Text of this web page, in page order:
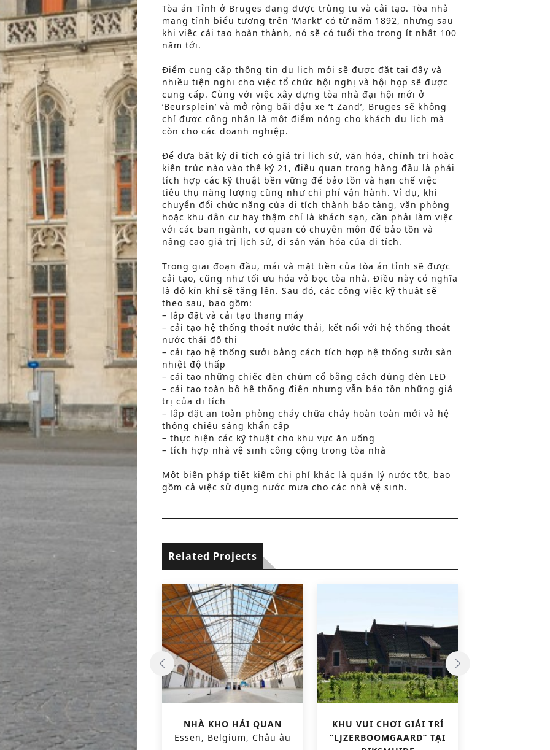
Tòa án Tỉnh ở Bruges đang được trùng tu và cải tạo. Tòa nhà
mang tính biểu tượng trên ‘Markt’ có từ năm 1892, nhưng sau
khi việc cải tạo hoàn thành, nó sẽ có tuổi thọ trong ít nhất 100
năm tới.
Điểm cung cấp thông tin du lịch mới sẽ được đặt tại đây và
nhiều tiện nghi cho việc tổ chức hội nghị và hội họp sẽ được
cung cấp. Cùng với việc xây dựng tòa nhà đại hội mới ở
‘Beursplein’ và mở rộng bãi đậu xe ‘t Zand’, Bruges sẽ không
chỉ được công nhận là một điểm nóng cho khách du lịch mà
còn cho các doanh nghiệp.
Để đưa bất kỳ di tích có giá trị lịch sử, văn hóa, chính trị hoặc
kiến ​​trúc nào vào thế kỷ 21, điều quan trọng hàng đầu là phải
tích hợp các kỹ thuật bền vững để bảo tồn và hạn chế việc
tiêu thụ năng lượng cũng như chi phí vận hành. Ví dụ, khi
chuyển đổi chức năng của di tích thành bảo tàng, văn phòng
hoặc khu dân cư hay thậm chí là khách sạn, cần phải làm việc
với các ban ngành, cơ quan có chuyên môn để bảo tồn và
nâng cao giá trị lịch sử, di sản văn hóa của di tích.
Trong giai đoạn đầu, mái và mặt tiền của tòa án tỉnh sẽ được
cải tạo, cũng như tối ưu hóa vỏ bọc tòa nhà. Điều này có nghĩa
là độ kín khí sẽ tăng lên. Sau đó, các công việc kỹ thuật sẽ
theo sau, bao gồm:
– lắp đặt và cải tạo thang máy
– cải tạo hệ thống thoát nước thải, kết nối với hệ thống thoát
nước thải đô thị
– cải tạo hệ thống sưởi bằng cách tích hợp hệ thống sưởi sàn
nhiệt độ thấp
– cải tạo những chiếc đèn chùm cổ bằng cách dùng đèn LED
– cải tạo toàn bộ hệ thống điện nhưng vẫn bảo tồn những giá
trị của di tích
– lắp đặt an toàn phòng cháy chữa cháy hoàn toàn mới và hệ
thống chiếu sáng khẩn cấp
– thực hiện các kỹ thuật cho khu vực ăn uống
– tích hợp nhà vệ sinh công cộng trong tòa nhà
Một biện pháp tiết kiệm chi phí khác là quản lý nước tốt, bao
gồm cả việc sử dụng nước mưa cho các nhà vệ sinh.
Related Projects
VƯỜN BÁCH THẢO QUỐC
GIA MEISE (GIAI ĐOẠN 1)
NHÀ KHO HẢI QUAN
Essen, Belgium, Châu âu
KHU VUI CHƠI GIẢI TRÍ
“LJZERBOOMGAARD” TẠI